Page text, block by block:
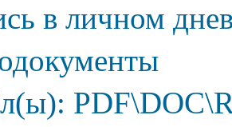
в личном